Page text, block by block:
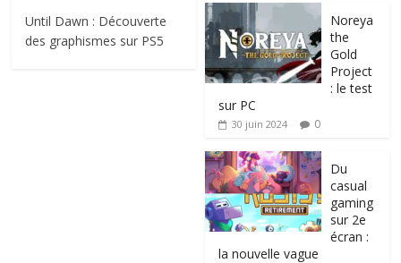
Until Dawn : Découverte
des graphismes sur PS5
Noreya
the
Gold
Project
: le test
sur PC
30 juin 2024 0
Du
casual
gaming
sur 2e
écran :
la nouvelle vague